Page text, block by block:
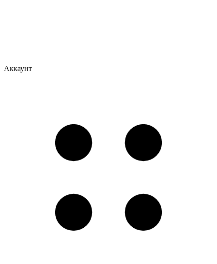
Аккаунт